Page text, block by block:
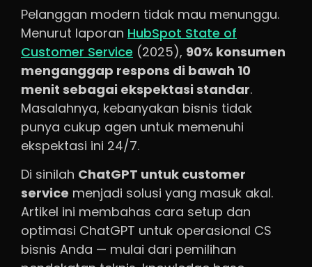
Pelanggan modern tidak mau menunggu.
Menurut laporan HubSpot State of
Customer Service (2025), 90% konsumen
menganggap respons di bawah 10
menit sebagai ekspektasi standar.
Masalahnya, kebanyakan bisnis tidak
punya cukup agen untuk memenuhi
ekspektasi ini 24/7.
Di sinilah ChatGPT untuk customer
service menjadi solusi yang masuk akal.
Artikel ini membahas cara setup dan
optimasi ChatGPT untuk operasional CS
bisnis Anda — mulai dari pemilihan